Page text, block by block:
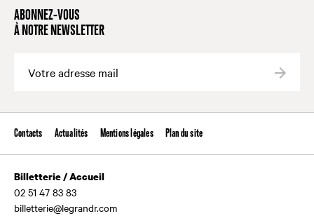
ABONNEZ-VOUS
À NOTRE NEWSLETTER
Contacts Actualités Mentions légales Plan du site
Billetterie / Accueil
02 51 47 83 83
billetterie@legrandr.com